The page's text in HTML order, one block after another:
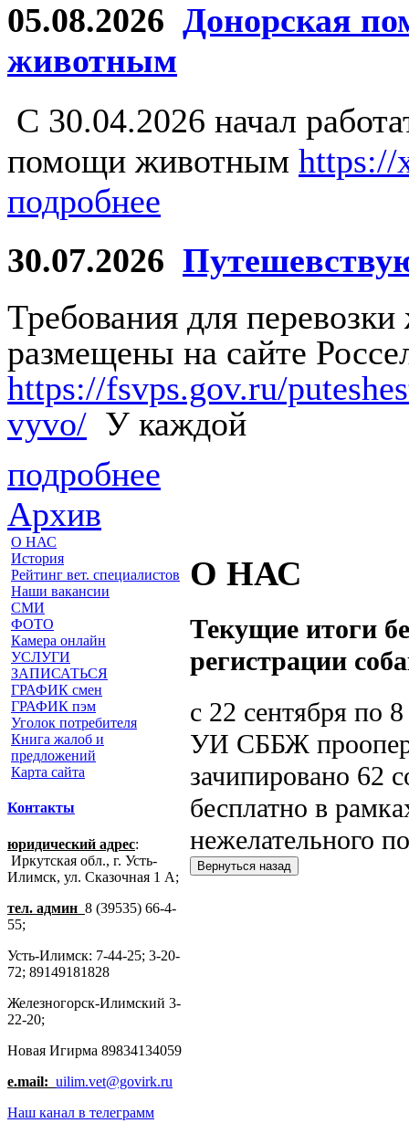
05.08.2026 Донорская
животным
С 30.04.2026 начал
помощи животным https://
подробнее
30.07.2026
Требования для
размещены на сайте
https://fsvps.gov.ru/
vyvo/ У каждой
подробнее
Архив
О НАС
История
Рейтинг вет. специалистов
Наши вакансии
СМИ
ФОТО
Камера онлайн
УСЛУГИ
ЗАПИСАТЬСЯ
ГРАФИК смен
ГРАФИК пэм
Уголок потребителя
Книга жалоб и
предложений
Карта сайта
Контакты
юридический адрес:
Иркутская обл., г. Усть-
Илимск, ул. Сказочная 1 А;
тел. админ 8 (39535) 66-4-
55;
Усть-Илимск: 7-44-25; 3-20-
72; 89149181828
Железногорск-Илимский 3-
22-20;
Новая Игирма 89834134059
e.mail: uilim.vet@govirk.ru
Наш канал в телеграмм
О НАС
Текущие итоги
регистрации
с 22 сентября по
УИ СББЖ
зачипировано 62
бесплатно в
нежелательного